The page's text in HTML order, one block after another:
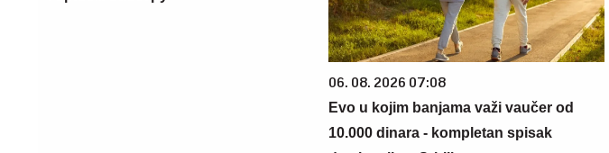
06. 08. 2026 07:08
Evo u kojim banjama važi vaučer od
10.000 dinara - kompletan spisak